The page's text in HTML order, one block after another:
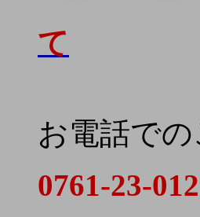
て
お電話で
0761-23-